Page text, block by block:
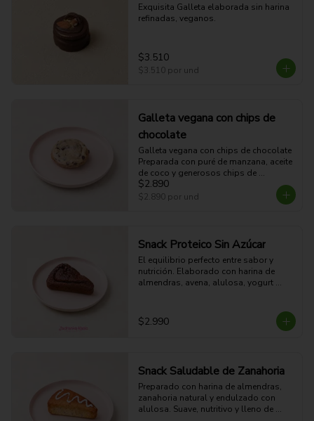
Exquisita Galleta elaborada sin harina
refinadas, veganos.
$3.510
$3.510por und
Galleta vegana con chips de
chocolate
Galleta vegana con chips de chocolate
Preparada con puré de manzana, aceite
de coco y generosos chips de
chocolate. Una galleta suave, húmeda
y 100% vegana, perfecta para disfrutar
$2.890
$2.890por und
Snack Proteico Sin Azúcar
El equilibrio perfecto entre sabor y
nutrición. Elaborado con harina de
almendras, avena, alulosa, yogurt
sin azúcar añadida, es ideal para
consumir antes o después del
$2.990
Snack Saludable de Zanahoria
Preparado con harina de almendras,
zanahoria natural y endulzado con
alulosa. Suave, nutritivo y lleno de